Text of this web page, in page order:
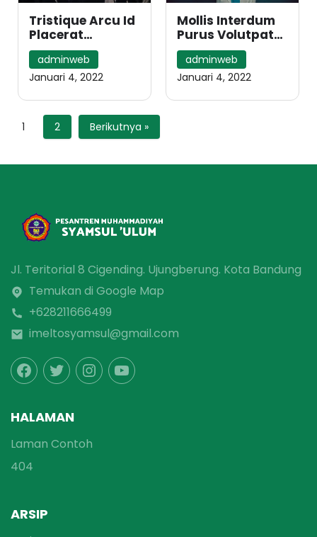
Tristique Arcu Id
Placerat
Porttitor Cum
Bibendum
Porttitor Non
adminweb
Januari 4, 2022
Mollis Interdum
Purus Volutpat
Libero Tellus
Ipsum
adminweb
Januari 4, 2022
1 2 Berikutnya »
Jl. Teritorial 8 Cigending. Ujungberung. Kota Bandung
Temukan di Google Map
+628211666499
imeltosyamsul@gmail.com
HALAMAN
Laman Contoh
404
ARSIP